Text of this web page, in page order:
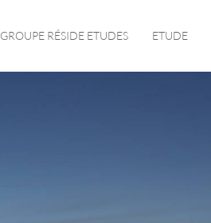
GROUPE RÉSIDE ETUDES ETUDE